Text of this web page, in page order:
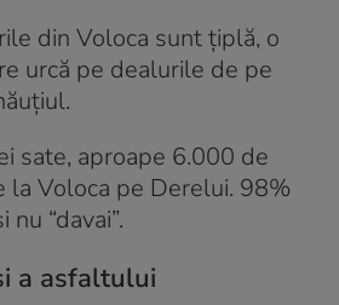
din Voloca sunt țiplă, o
urcă pe dealurile de pe
sate, aproape 6.000 de
la Voloca pe Derelui. 98%
nu “davai”.
a asfaltului